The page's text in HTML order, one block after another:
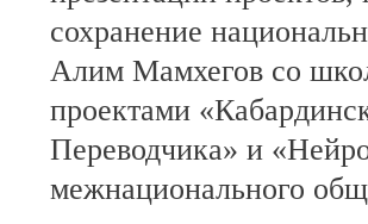
сохранение
Алим Мамхегов со
проектами
Переводчика» и
межнационального